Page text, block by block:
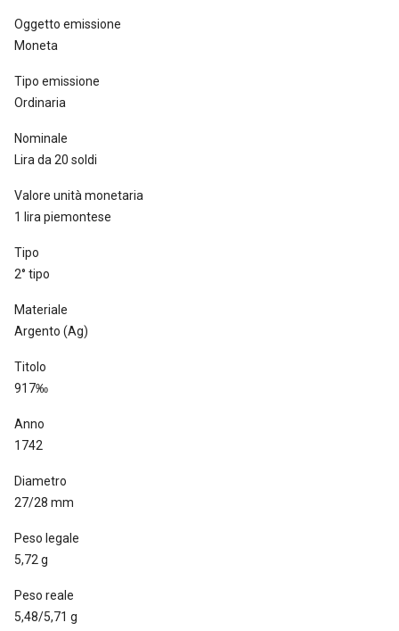
Oggetto emissione
Moneta
Tipo emissione
Ordinaria
Nominale
Lira da 20 soldi
Valore unità monetaria
1 lira piemontese
Tipo
2° tipo
Materiale
Argento (Ag)
Titolo
917‰
Anno
1742
Diametro
27/28 mm
Peso legale
5,72 g
Peso reale
5,48/5,71 g